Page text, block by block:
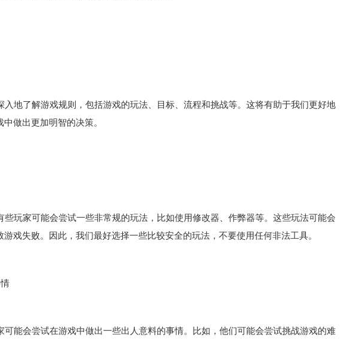
地了解游戏规则，包括游戏的玩法、目标、流程和挑战等。这将有助于我们更好地
做出更加明智的决策。
玩家可能会尝试一些非常规的玩法，比如使用修改器、作弊器等。这些玩法可能会
戏失败。因此，我们最好选择一些比较安全的玩法，不要使用任何非法工具。
能会尝试在游戏中做出一些出人意料的事情。比如，他们可能会尝试挑战游戏的难